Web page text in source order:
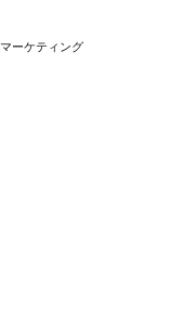
マーケティング